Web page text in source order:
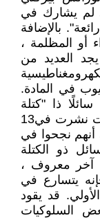
لم يشارك في
بالإضافة
أو المظلمة ،
العديد من
في المادة.
ذا "كتلة
سالبة" حسب ورقة بحثية لجوليان كلوديت نشرت في13
أنهم نجحوا في
ذو الكتلة
آخر معروف ،
يتسارع في
قد يقود
السلوكيات